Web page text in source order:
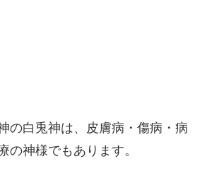
の白兎神は、皮膚病・傷病・病
の神様でもあります。